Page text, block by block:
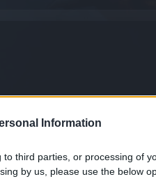
Information
third parties, or processing of
by us, please use the below
random aus welchen, wenne